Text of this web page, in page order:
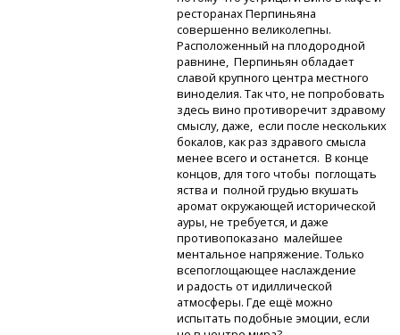
ресторанах Перпиньяна
совершенно великолепны.
Расположенный на плодородной
равнине, Перпиньян обладает
славой крупного центра местного
виноделия. Так что, не попробовать
здесь вино противоречит здравому
смыслу, даже, если после нескольких
бокалов, как раз здравого смысла
менее всего и останется. В конце
концов, для того чтобы поглощать
яства и полной грудью вкушать
аромат окружающей исторической
ауры, не требуется, и даже
противопоказано малейшее
ментальное напряжение. Только
всепоглощающее наслаждение
и радость от идиллической
атмосферы. Где ещё можно
испытать подобные эмоции, если